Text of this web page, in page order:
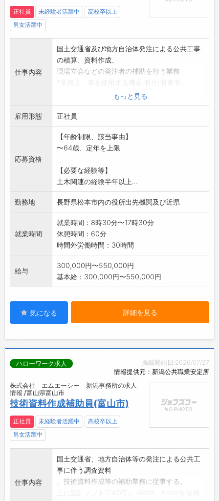
正社員 未経験者活躍中
高校卒以上
男女活躍中
仕事内容
国土交通省及び地方自治体発注による公共工事
の積算、資料作成、
現場立会などの発注者の補助を行う業務
もっと見る
雇用形態 正社員
応募資格
【年齢制限、該当事由】
〜64歳、定年を上限
【必要な経験等】
土木関連の経験半年以上...
勤務地 長野県松本市内の役所出先機関及び近県
就業時間
就業時間：8時30分〜17時30分
休憩時間：60分
時間外労働時間：30時間
給与
300,000円〜550,000円
基本給：300,000円〜550,000円
気になる 詳細を見る
掲載開始日:2026/07/27
情報提供元：新潟公共職業安定所
ハローワーク求人
株式会社 エムエーシー 新潟事務所の求人
情報 /富山県富山市
技術資料作成補助員(富山市)
正社員 未経験者活躍中
高校卒以上
男女活躍中
仕事内容
国土交通省、地方自治体等の発注による公共工
事に伴う調査資料
、技術資料作成等の補助業務に従事する。